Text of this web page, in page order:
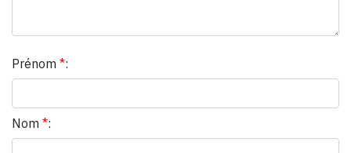
Prénom *:
Nom *: